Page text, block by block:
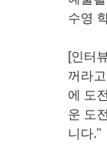
수영
[인터
꺼라
에 도
운 도
니다."